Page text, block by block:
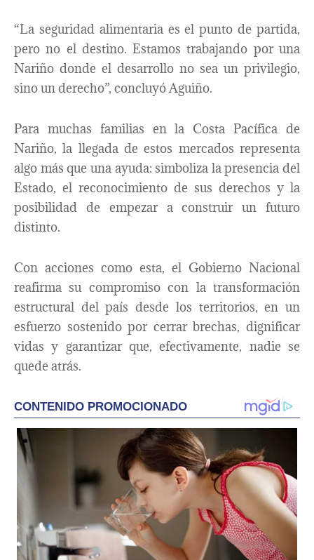
“La seguridad alimentaria es el punto de partida,
pero no el destino. Estamos trabajando por una
Nariño donde el desarrollo no sea un privilegio,
sino un derecho”, concluyó Aguiño.
Para muchas familias en la Costa Pacífica de
Nariño, la llegada de estos mercados representa
algo más que una ayuda: simboliza la presencia del
Estado, el reconocimiento de sus derechos y la
posibilidad de empezar a construir un futuro
distinto.
Con acciones como esta, el Gobierno Nacional
reafirma su compromiso con la transformación
estructural del país desde los territorios, en un
esfuerzo sostenido por cerrar brechas, dignificar
vidas y garantizar que, efectivamente, nadie se
quede atrás.